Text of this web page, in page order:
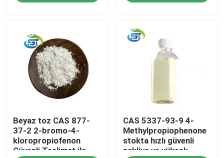
Bir teklif isteği
BMK Kimya
PMK Kimyasal
BDO Kimyasal
Beyaz toz CAS 877-
37-2 2-bromo-4-
kloropropiofenon
Güvenli Teslimat ile
CAS 5337-93-9 4-
Methylpropiophenone
stokta hızlı güvenli
nakliye ve yüksek